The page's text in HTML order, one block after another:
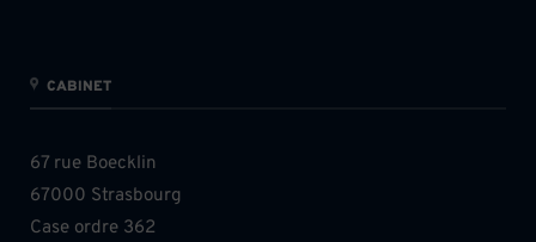
CABINET
67 rue Boecklin
67000 Strasbourg
Case ordre 362